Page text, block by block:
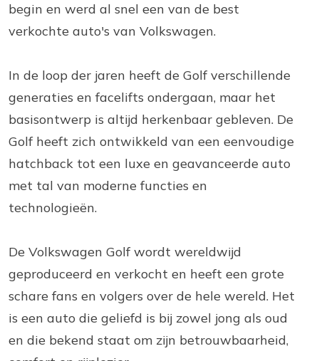
begin en werd al snel een van de best
verkochte auto's van Volkswagen.
In de loop der jaren heeft de Golf verschillende
generaties en facelifts ondergaan, maar het
basisontwerp is altijd herkenbaar gebleven. De
Golf heeft zich ontwikkeld van een eenvoudige
hatchback tot een luxe en geavanceerde auto
met tal van moderne functies en
technologieën.
De Volkswagen Golf wordt wereldwijd
geproduceerd en verkocht en heeft een grote
schare fans en volgers over de hele wereld. Het
is een auto die geliefd is bij zowel jong als oud
en die bekend staat om zijn betrouwbaarheid,